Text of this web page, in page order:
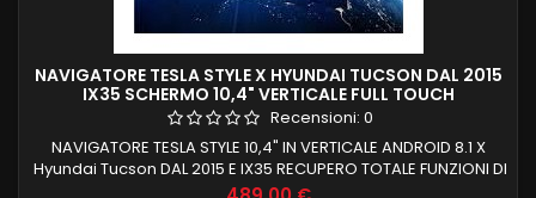
NAVIGATORE TESLA STYLE X HYUNDAI TUCSON DAL 2015
IX35 SCHERMO 10,4" VERTICALE FULL TOUCH
Recensioni: 0
NAVIGATORE TESLA STYLE 10,4" IN VERTICALE ANDROID 8.1 X
Hyundai Tucson DAL 2015 E IX35 RECUPERO TOTALE FUNZIONI DI
BORDO E COMANDI AL VOLANTE 2GB RAM 32 GB ROM